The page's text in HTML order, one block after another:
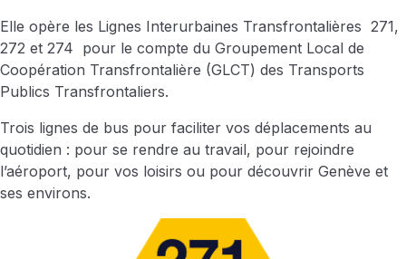
Elle opère les Lignes Interurbaines Transfrontalières 271,
272 et 274 pour le compte du Groupement Local de
Coopération Transfrontalière (GLCT) des Transports
Publics Transfrontaliers.
Trois lignes de bus pour faciliter vos déplacements au
quotidien : pour se rendre au travail, pour rejoindre
l’aéroport, pour vos loisirs ou pour découvrir Genève et
ses environs.